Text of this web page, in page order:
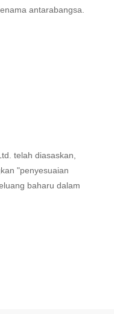
antarabangsa.
telah diasaskan,
"penyesuaian
baharu dalam